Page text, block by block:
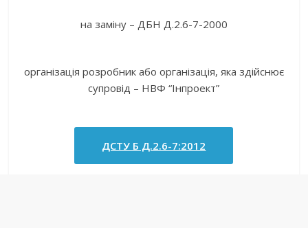
на заміну – ДБН Д.2.6-7-2000
організація розробник або організація, яка здійснює
супровід – НВФ “Інпроект”
ДСТУ Б Д.2.6-7:2012